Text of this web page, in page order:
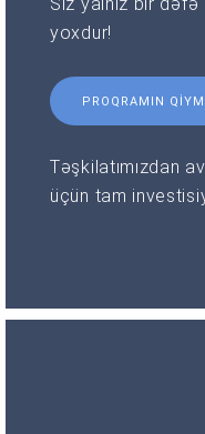
Siz yalnız bir
yoxdur!
PROQRAMIN
Təşkilatımızdan
üçün tam